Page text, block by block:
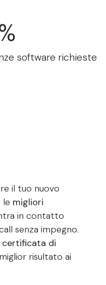
software richieste
il tuo nuovo
migliori
in contatto
senza impegno.
di
risultato ai